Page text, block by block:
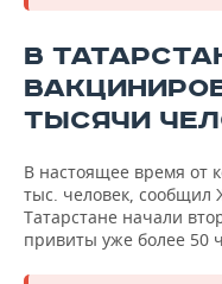
В
ТЫСЯЧИ
В настоящее время от
тыс. человек, сообщил
Татарстане начали
привиты уже более 50